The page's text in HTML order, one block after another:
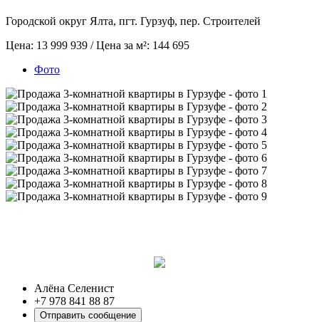
Городской округ Ялта, пгт. Гурзуф, пер. Строителей
Цена: 13 999 939 / Цена за м²: 144 695
Фото
Алёна Селенист
+7 978 841 88 87
Отправить сообщение